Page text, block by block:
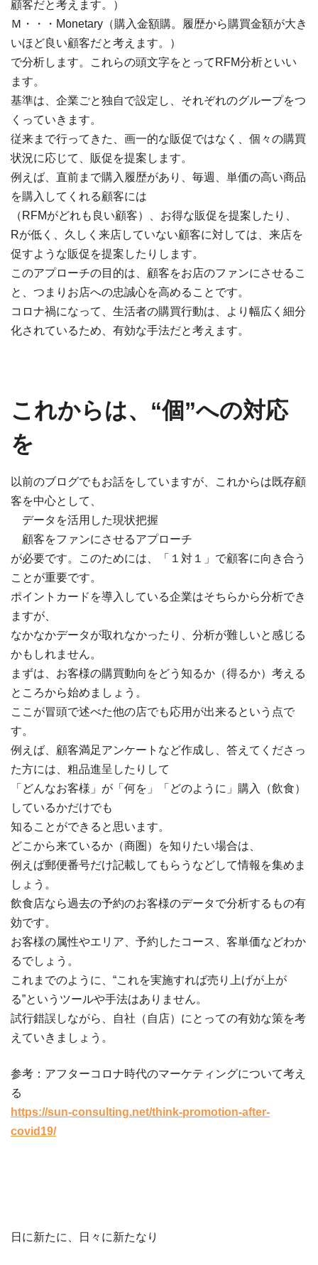
顧客だと考えます。）
Ｍ・・・Monetary（購入金額購。履歴から購買金額が大き
いほど良い顧客だと考えます。）
で分析します。これらの頭文字をとってRFM分析といい
ます。
基準は、企業ごと独自で設定し、それぞれのグループをつ
くっていきます。
従来まで行ってきた、画一的な販促ではなく、個々の購買
状況に応じて、販促を提案します。
例えば、直前まで購入履歴があり、毎週、単価の高い商品
を購入してくれる顧客には
（RFMがどれも良い顧客）、お得な販促を提案したり、
Rが低く、久しく来店していない顧客に対しては、来店を
促すような販促を提案したりします。
このアプローチの目的は、顧客をお店のファンにさせるこ
と、つまりお店への忠誠心を高めることです。
コロナ禍になって、生活者の購買行動は、より幅広く細分
化されているため、有効な手法だと考えます。
これからは、“個”への対応
を
以前のブログでもお話をしていますが、これからは既存顧
客を中心として、
データを活用した現状把握
顧客をファンにさせるアプローチ
が必要です。このためには、「１対１」で顧客に向き合う
ことが重要です。
ポイントカードを導入している企業はそちらから分析でき
ますが、
なかなかデータが取れなかったり、分析が難しいと感じる
かもしれません。
まずは、お客様の購買動向をどう知るか（得るか）考える
ところから始めましょう。
ここが冒頭で述べた他の店でも応用が出来るという点で
す。
例えば、顧客満足アンケートなど作成し、答えてくださっ
た方には、粗品進呈したりして
「どんなお客様」が「何を」「どのように」購入（飲食）
しているかだけでも
知ることができると思います。
どこから来ているか（商圏）を知りたい場合は、
例えば郵便番号だけ記載してもらうなどして情報を集めま
しょう。
飲食店なら過去の予約のお客様のデータで分析するもの有
効です。
お客様の属性やエリア、予約したコース、客単価などわか
るでしょう。
これまでのように、“これを実施すれば売り上げが上が
る”というツールや手法はありません。
試行錯誤しながら、自社（自店）にとっての有効な策を考
えていきましょう。
参考：アフターコロナ時代のマーケティングについて考え
る
https://sun-consulting.net/think-promotion-after-
covid19/
日に新たに、日々に新たなり